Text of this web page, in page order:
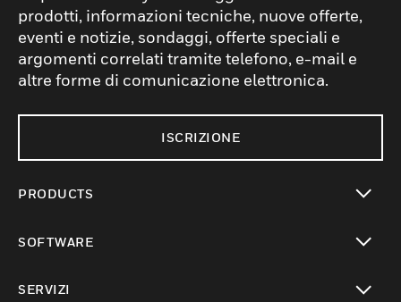
prodotti, informazioni tecniche, nuove offerte,
eventi e notizie, sondaggi, offerte speciali e
argomenti correlati tramite telefono, e-mail e
altre forme di comunicazione elettronica.
ISCRIZIONE
PRODUCTS
SOFTWARE
SERVIZI